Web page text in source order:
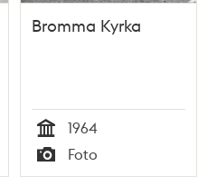
Bromma Kyrka
Tid
1964
Typ
Foto